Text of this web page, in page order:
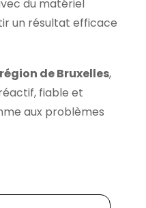
du matériel
un résultat efficace
région de Bruxelles,
fiable et
aux problèmes